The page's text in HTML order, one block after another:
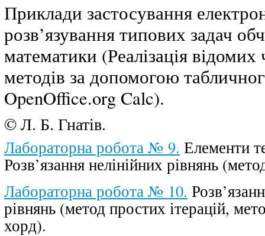
Приклади застосування
розв’язування типових задач
математики (Реалізація
методів за допомогою
OpenOffice.org Calc).
© Л. Б. Гнатів.
Лабораторна робота № 9. Елементи
Розв’язання нелінійних рівнянь
Лабораторна робота № 10.
рівнянь (метод простих ітерацій,
хорд).